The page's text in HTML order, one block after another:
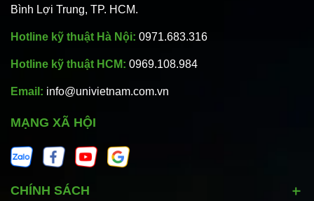
Bình Lợi Trung, TP. HCM.
Hotline kỹ thuật Hà Nội: 0971.683.316
Hotline kỹ thuật HCM: 0969.108.984
Email: info@univietnam.com.vn
MẠNG XÃ HỘI
CHÍNH SÁCH